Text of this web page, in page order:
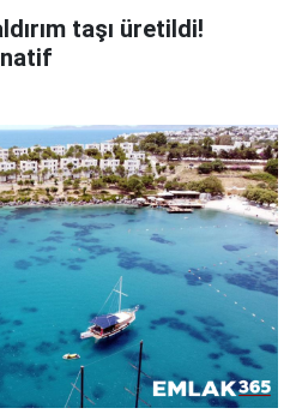
taşı üretildi!